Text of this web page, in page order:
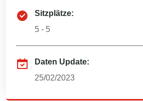
Sitzplätze:
5 - 5
Daten Update:
25/02/2023